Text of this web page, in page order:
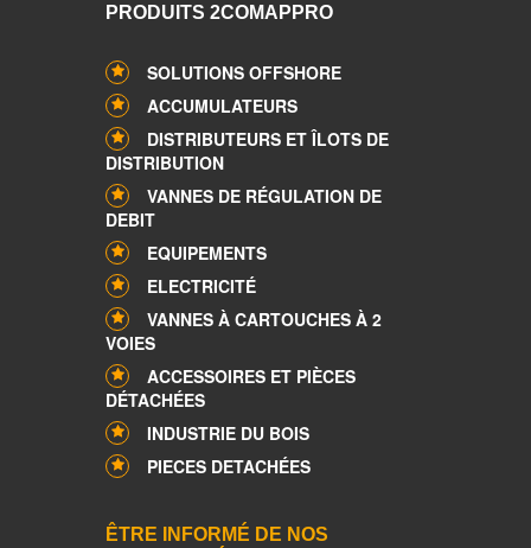
PRODUITS 2COMAPPRO
SOLUTIONS OFFSHORE
ACCUMULATEURS
DISTRIBUTEURS ET ÎLOTS DE
DISTRIBUTION
VANNES DE RÉGULATION DE
DEBIT
EQUIPEMENTS
ELECTRICITÉ
VANNES À CARTOUCHES À 2
VOIES
ACCESSOIRES ET PIÈCES
DÉTACHÉES
INDUSTRIE DU BOIS
PIECES DETACHÉES
ÊTRE INFORMÉ DE NOS